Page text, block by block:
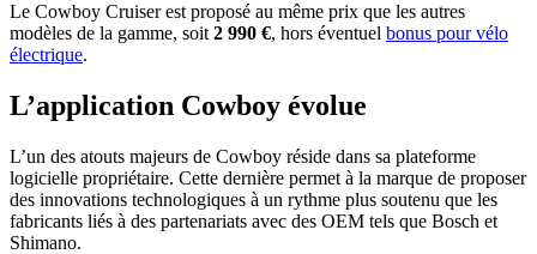
Le Cowboy Cruiser est proposé au même prix que les autres
modèles de la gamme, soit 2 990 €, hors éventuel bonus pour vélo
électrique.
L’application Cowboy évolue
L’un des atouts majeurs de Cowboy réside dans sa plateforme
logicielle propriétaire. Cette dernière permet à la marque de proposer
des innovations technologiques à un rythme plus soutenu que les
fabricants liés à des partenariats avec des OEM tels que Bosch et
Shimano.